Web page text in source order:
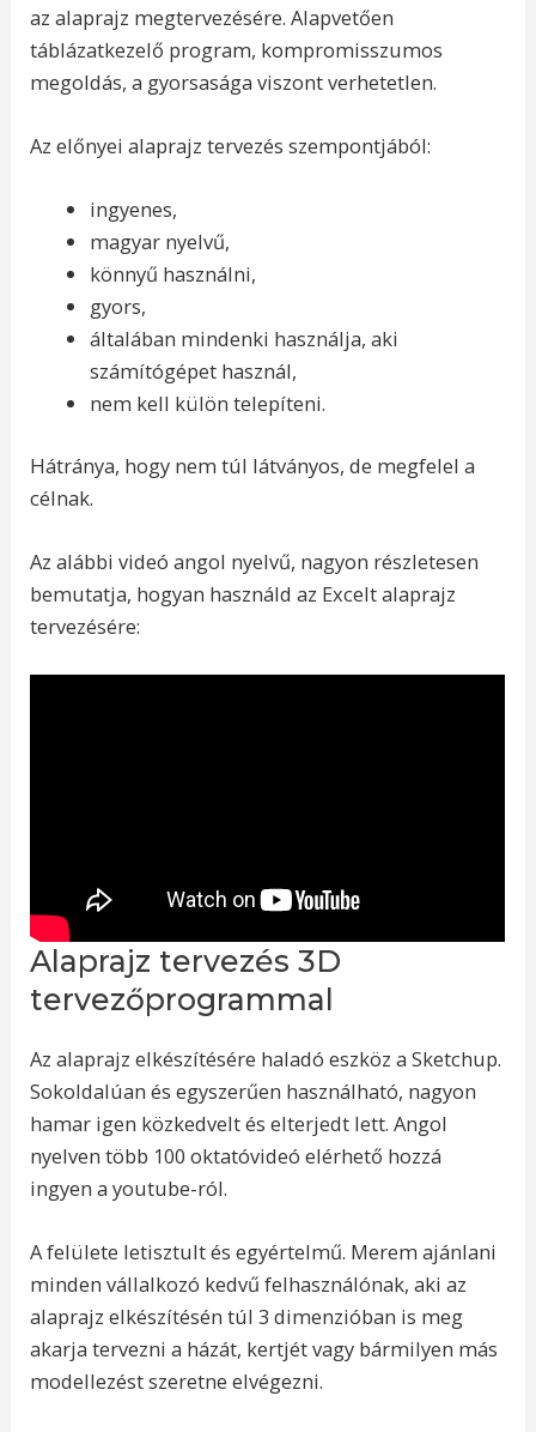
az alaprajz megtervezésére. Alapvetően
táblázatkezelő program, kompromisszumos
megoldás, a gyorsasága viszont verhetetlen.
Az előnyei alaprajz tervezés szempontjából:
ingyenes,
magyar nyelvű,
könnyű használni,
gyors,
általában mindenki használja, aki
számítógépet használ,
nem kell külön telepíteni.
Hátránya, hogy nem túl látványos, de megfelel a
célnak.
Az alábbi videó angol nyelvű, nagyon részletesen
bemutatja, hogyan használd az Excelt alaprajz
tervezésére:
Alaprajz tervezés 3D
tervezőprogrammal
Az alaprajz elkészítésére haladó eszköz a Sketchup.
Sokoldalúan és egyszerűen használható, nagyon
hamar igen közkedvelt és elterjedt lett. Angol
nyelven több 100 oktatóvideó elérhető hozzá
ingyen a youtube-ról.
A felülete letisztult és egyértelmű. Merem ajánlani
minden vállalkozó kedvű felhasználónak, aki az
alaprajz elkészítésén túl 3 dimenzióban is meg
akarja tervezni a házát, kertjét vagy bármilyen más
modellezést szeretne elvégezni.